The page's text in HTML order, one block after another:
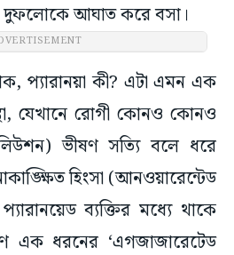
দুফলোকে আঘাত করে বসা।
প্যারানয়া কী? এটা এমন এক
যেখানে রোগী কোনও কোনও
ভীষণ সত্যি বলে ধরে
হিংসা (আনওয়ারেন্টেড
ব্যক্তির মধ্যে থাকে
এক ধরনের ‘এগজাজারেটেড
অবস্থান করে। বাস্তবে সে